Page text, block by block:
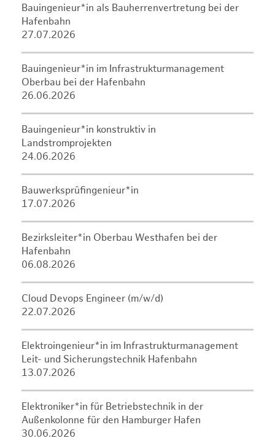
Bauingenieur*in als Bauherrenvertretung bei der
Hafenbahn
27.07.2026
Bauingenieur*in im Infrastrukturmanagement
Oberbau bei der Hafenbahn
26.06.2026
Bauingenieur*in konstruktiv in
Landstromprojekten
24.06.2026
Bauwerksprüfingenieur*in
17.07.2026
Bezirksleiter*in Oberbau Westhafen bei der
Hafenbahn
06.08.2026
Cloud Devops Engineer (m/w/d)
22.07.2026
Elektroingenieur*in im Infrastrukturmanagement
Leit- und Sicherungstechnik Hafenbahn
13.07.2026
Elektroniker*in für Betriebstechnik in der
Außenkolonne für den Hamburger Hafen
30.06.2026